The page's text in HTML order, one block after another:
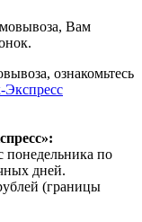
Вам
ознакомьтесь
понедельника по
дней.
(границы